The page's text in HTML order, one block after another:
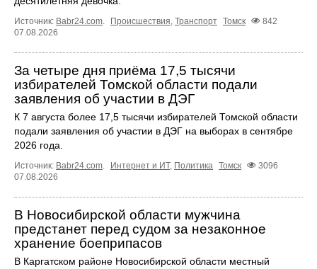
Источник: Babr24.com. Происшествия, Транспорт Томск
842
07.08.2026
За четыре дня приёма 17,5 тысячи
избирателей Томской области подали
заявления об участии в ДЭГ
К 7 августа более 17,5 тысячи избирателей Томской области
подали заявления об участии в ДЭГ на выборах в сентябре
2026 года.
Источник: Babr24.com. Интернет и ИТ, Политика Томск
3096
07.08.2026
В Новосибирской области мужчина
предстанет перед судом за незаконное
хранение боеприпасов
В Каргатском районе Новосибирской области местный